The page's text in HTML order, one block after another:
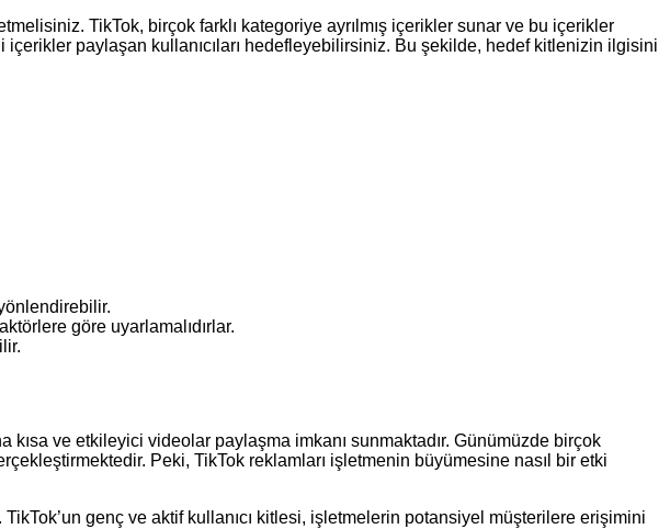
TikTok, birçok farklı kategoriye ayrılmış içerikler sunar ve bu içerikler
içerikler paylaşan kullanıcıları hedefleyebilirsiniz. Bu şekilde, hedef kitlenizin ilgisini
göre uyarlamalıdırlar.
kısa ve etkileyici videolar paylaşma imkanı sunmaktadır. Günümüzde birçok
Peki, TikTok reklamları işletmenin büyümesine nasıl bir etki
genç ve aktif kullanıcı kitlesi, işletmelerin potansiyel müşterilere erişimini